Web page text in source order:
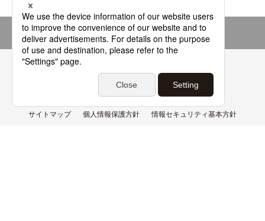
Page top
よくあるご質問 基本用語解説集
サイトマップ 個人情報保護方針 情報セキュリティ基本方針